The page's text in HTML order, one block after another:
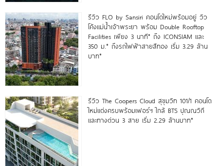
รีวิว FLO by Sansiri คอนโดใหม่พร้อมอยู่ วิว
โค้งแม่น้ำเจ้าพระยา พร้อม Double Rooftop
Facilities เพียง 3 นาที* ถึง ICONSIAM และ
350 ม.* ถึงรถไฟฟ้าสายสีทอง เริ่ม 3.29 ล้าน
บาท*
รีวิว The Coopers Cloud สุขุมวิท 101/1 คอนโด
ใหม่แต่งครบพร้อมเฟอร์ฯ ใกล้ BTS ปุณณวิถี
และทางด่วน 3 สาย เริ่ม 2.29 ล้านบาท*